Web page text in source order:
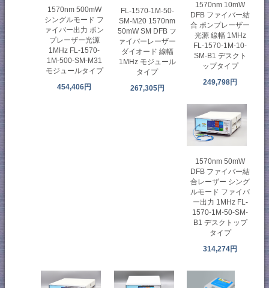
1570nm 500mW
シングルモード フ
ァイバー出力 ポン
プレーザー光源
1MHz FL-1570-
1M-500-SM-M31
モジュールタイプ
454,406円
FL-1570-1M-50-
SM-M20 1570nm
50mW SM DFB フ
ァイバーレーザー
ダイオード 線幅
1MHz モジュール
タイプ
267,305円
1570nm 10mW
DFB ファイバー結
合 ポンプレーザー
光源 線幅 1MHz
FL-1570-1M-10-
SM-B1 デスクト
ップタイプ
249,798円
1570nm 50mW
DFB ファイバー結
合レーザー シング
ルモード ファイバ
ー出力 1MHz FL-
1570-1M-50-SM-
B1 デスクトップ
タイプ
314,274円